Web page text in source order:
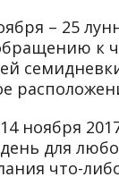
– 25
к
ноября
для
что-